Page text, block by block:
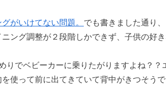
がいけてない問題。 でも書きました通り、
ング調整が２段階しかできず、子供の好
りでベビーカーに乗りたがりますよね？？
使って前に出てきていて背中がきつそうで